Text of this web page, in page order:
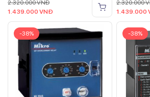
2.320.000VNĐ
1.439.000 VNĐ
2.320.000
1.439.000
-38% -38%